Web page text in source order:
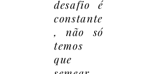
desafio é
constante
, não só
temos
que